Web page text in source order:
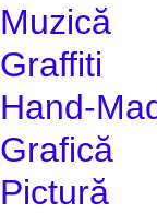
Muzică
Graffiti
Hand-
Grafică
Pictură